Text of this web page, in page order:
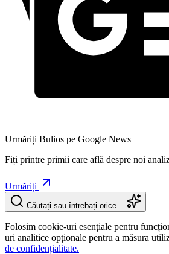
Urmăriți Bulios pe Google News
Fiți printre primii care află despre noi
Urmăriți
Căutați sau întrebați orice…
Folosim cookie-uri esențiale pentru
uri analitice opționale pentru a măsura
de confidențialitate.